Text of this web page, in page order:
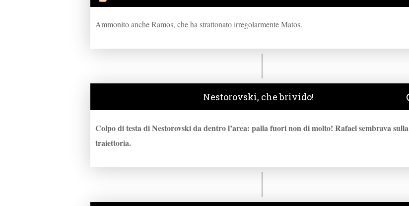
Ammonito anche Ramos, che ha strattonato irregolarmente Matos.
Nestorovski, che brivido!
Colpo di testa di Nestorovski da dentro l’area: palla fuori non di molto! Rafael sembrava sulla
traiettoria.